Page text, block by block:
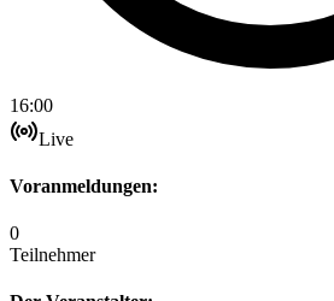
16:00
Live
Voranmeldungen:
0
Teilnehmer